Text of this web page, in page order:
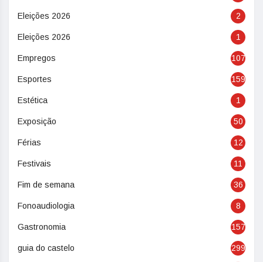
Eleições 2026 2
Eleições 2026 1
Empregos 107
Esportes 159
Estética 1
Exposição 50
Férias 12
Festivais 11
Fim de semana 36
Fonoaudiologia 8
Gastronomia 157
guia do castelo 299